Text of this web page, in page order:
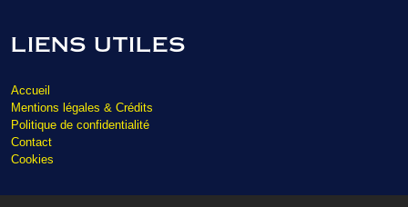
LIENS UTILES
Accueil
Mentions légales & Crédits
Politique de confidentialité
Contact
Cookies